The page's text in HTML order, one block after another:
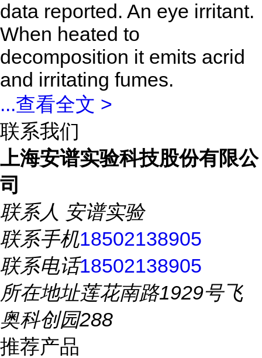
data reported. An eye irritant.
When heated to
decomposition it emits acrid
and irritating fumes.
...查看全文 >
联系我们
上海安谱实验科技股份有限公
司
联系人 安谱实验
联系手机18502138905
联系电话18502138905
所在地址莲花南路1929号飞
奥科创园288
推荐产品